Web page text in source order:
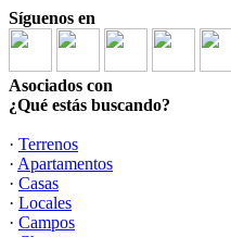
Síguenos en
Asociados con
¿Qué estás buscando?
· Terrenos
· Apartamentos
· Casas
· Locales
· Campos